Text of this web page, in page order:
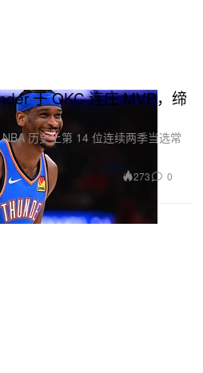
于 OKC 连庄 MVP，缔
历史上第 14 位连续两季当选常
273 0